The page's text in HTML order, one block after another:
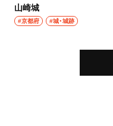
山崎城
#京都府 #城・城跡